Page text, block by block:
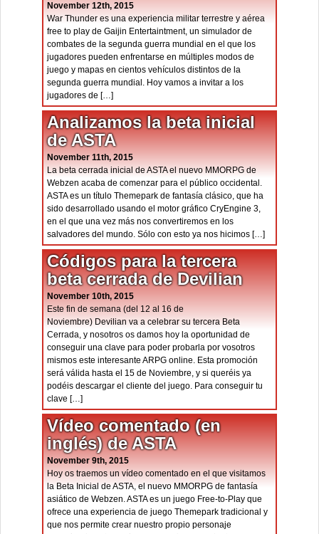
November 12th, 2015
War Thunder es una experiencia militar terrestre y aérea
free to play de Gaijin Entertaintment, un simulador de
combates de la segunda guerra mundial en el que los
jugadores pueden enfrentarse en múltiples modos de
juego y mapas en cientos vehículos distintos de la
segunda guerra mundial. Hoy vamos a invitar a los
jugadores de […]
Analizamos la beta inicial
de ASTA
November 11th, 2015
La beta cerrada inicial de ASTA el nuevo MMORPG de
Webzen acaba de comenzar para el público occidental.
ASTA es un título Themepark de fantasía clásico, que ha
sido desarrollado usando el motor gráfico CryEngine 3,
en el que una vez más nos convertiremos en los
salvadores del mundo. Sólo con esto ya nos hicimos […]
Códigos para la tercera
beta cerrada de Devilian
November 10th, 2015
Este fin de semana (del 12 al 16 de
Noviembre) Devilian va a celebrar su tercera Beta
Cerrada, y nosotros os damos hoy la oportunidad de
conseguir una clave para poder probarla por vosotros
mismos este interesante ARPG online. Esta promoción
será válida hasta el 15 de Noviembre, y si queréis ya
podéis descargar el cliente del juego. Para conseguir tu
clave […]
Vídeo comentado (en
inglés) de ASTA
November 9th, 2015
Hoy os traemos un vídeo comentado en el que visitamos
la Beta Inicial de ASTA, el nuevo MMORPG de fantasía
asiático de Webzen. ASTA es un juego Free-to-Play que
ofrece una experiencia de juego Themepark tradicional y
que nos permite crear nuestro propio personaje